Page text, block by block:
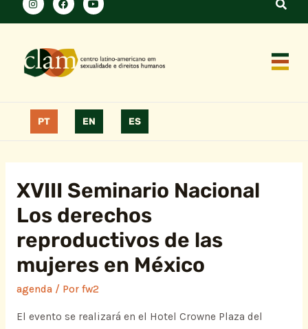
PT EN ES
XVIII Seminario Nacional
Los derechos
reproductivos de las
mujeres en México
agenda/ Por fw2
El evento se realizará en el Hotel Crowne Plaza del